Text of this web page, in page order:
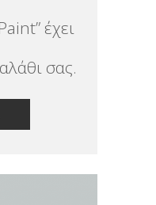
έχει
σας.